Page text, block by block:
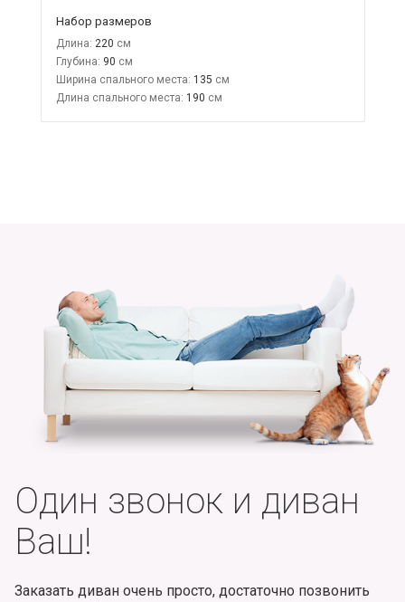
Набор размеров
Длина: 220
Глубина: 90
Ширина спального места: 135
Длина спального места: 190
Один звонок и диван
Ваш!
Заказать диван очень просто, достаточно позвонить